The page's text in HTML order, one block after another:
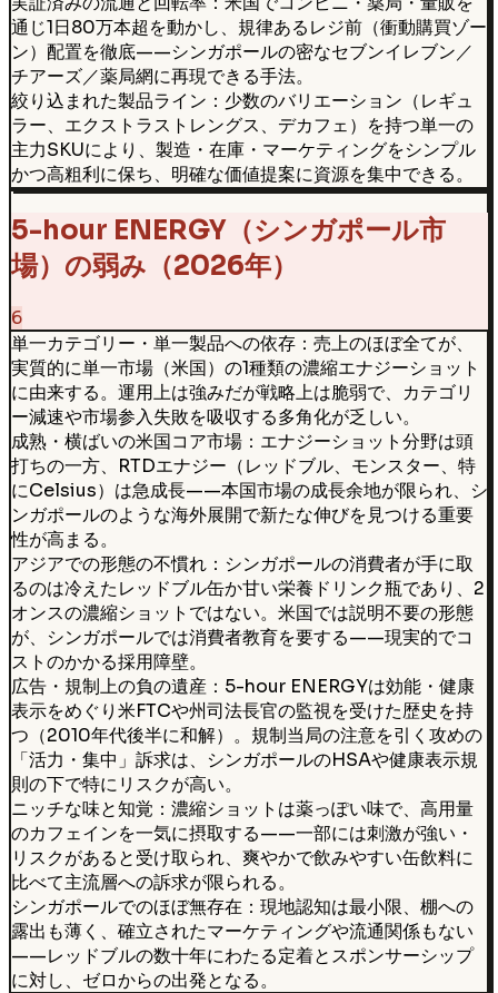
通じ1日80万本超を動かし、規律あるレジ前（衝動購買ゾー
ン）配置を徹底——シンガポールの密なセブンイレブン／
チアーズ／薬局網に再現できる手法。
絞り込まれた製品ライン：少数のバリエーション（レギュ
ラー、エクストラストレングス、デカフェ）を持つ単一の
主力SKUにより、製造・在庫・マーケティングをシンプル
かつ高粗利に保ち、明確な価値提案に資源を集中できる。
5-hour ENERGY（シンガポール市
場）の弱み（2026年）
6
単一カテゴリー・単一製品への依存：売上のほぼ全てが、
実質的に単一市場（米国）の1種類の濃縮エナジーショット
に由来する。運用上は強みだが戦略上は脆弱で、カテゴリ
ー減速や市場参入失敗を吸収する多角化が乏しい。
成熟・横ばいの米国コア市場：エナジーショット分野は頭
打ちの一方、RTDエナジー（レッドブル、モンスター、特
にCelsius）は急成長——本国市場の成長余地が限られ、シ
ンガポールのような海外展開で新たな伸びを見つける重要
性が高まる。
アジアでの形態の不慣れ：シンガポールの消費者が手に取
るのは冷えたレッドブル缶か甘い栄養ドリンク瓶であり、2
オンスの濃縮ショットではない。米国では説明不要の形態
が、シンガポールでは消費者教育を要する——現実的でコ
ストのかかる採用障壁。
広告・規制上の負の遺産：5-hour ENERGYは効能・健康
表示をめぐり米FTCや州司法長官の監視を受けた歴史を持
つ（2010年代後半に和解）。規制当局の注意を引く攻めの
「活力・集中」訴求は、シンガポールのHSAや健康表示規
則の下で特にリスクが高い。
ニッチな味と知覚：濃縮ショットは薬っぽい味で、高用量
のカフェインを一気に摂取する——一部には刺激が強い・
リスクがあると受け取られ、爽やかで飲みやすい缶飲料に
比べて主流層への訴求が限られる。
シンガポールでのほぼ無存在：現地認知は最小限、棚への
露出も薄く、確立されたマーケティングや流通関係もない
——レッドブルの数十年にわたる定着とスポンサーシップ
に対し、ゼロからの出発となる。